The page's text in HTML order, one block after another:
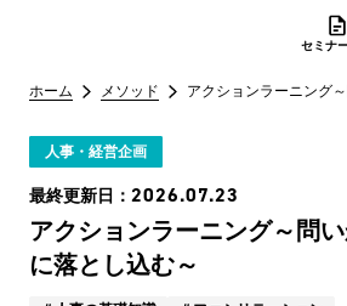
セミナ
ホーム メソッド アクションラーニング
人事・経営企画
最終更新日： 2026.07.23
アクションラーニング～問
に落とし込む～